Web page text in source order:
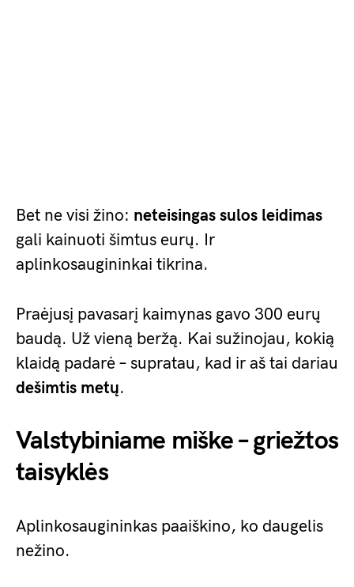
Bet ne visi žino: neteisingas sulos leidimas
gali kainuoti šimtus eurų. Ir
aplinkosaugininkai tikrina.
Praėjusį pavasarį kaimynas gavo 300 eurų
baudą. Už vieną beržą. Kai sužinojau, kokią
klaidą padarė – supratau, kad ir aš tai dariau
dešimtis metų.
Valstybiniame miške – griežtos
taisyklės
Aplinkosaugininkas paaiškino, ko daugelis
nežino.